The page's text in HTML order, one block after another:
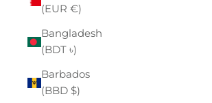
(EUR €)
Bangladesh
(BDT ৳)
Barbados
(BBD $)